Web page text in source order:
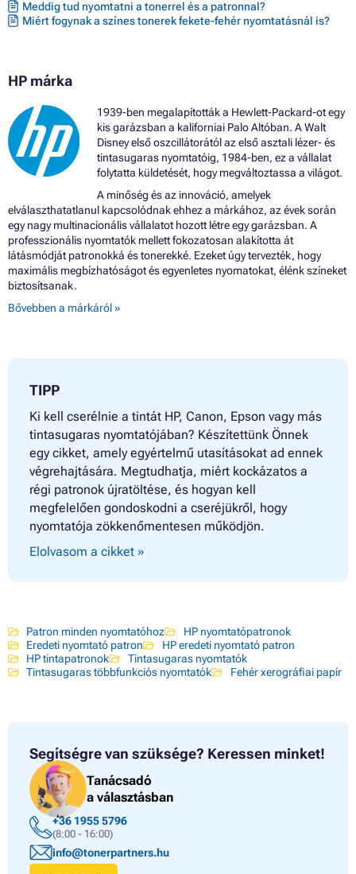
Meddig tud nyomtatni a tonerrel és a patronnal?
Miért fogynak a színes tonerek fekete-fehér nyomtatásnál is?
HP márka
1939-ben megalapították a Hewlett-Packard-ot egy
kis garázsban a kaliforniai Palo Altóban. A Walt
Disney első oszcillátorától az első asztali lézer- és
tintasugaras nyomtatóig, 1984-ben, ez a vállalat
folytatta küldetését, hogy megváltoztassa a világot.
A minőség és az innováció, amelyek
elválaszthatatlanul kapcsolódnak ehhez a márkához, az évek során
egy nagy multinacionális vállalatot hozott létre egy garázsban. A
professzionális nyomtatók mellett fokozatosan alakította át
látásmódját patronokká és tonerekké. Ezeket úgy tervezték, hogy
maximális megbízhatóságot és egyenletes nyomatokat, élénk színeket
biztosítsanak.
Bővebben a márkáról »
TIPP
Ki kell cserélnie a tintát HP, Canon, Epson vagy más
tintasugaras nyomtatójában? Készítettünk Önnek
egy cikket, amely egyértelmű utasításokat ad ennek
végrehajtására. Megtudhatja, miért kockázatos a
régi patronok újratöltése, és hogyan kell
megfelelően gondoskodni a cseréjükről, hogy
nyomtatója zökkenőmentesen működjön.
Elolvasom a cikket »
Patron minden nyomtatóhoz
HP nyomtatópatronok
Eredeti nyomtató patron
HP eredeti nyomtató patron
HP tintapatronok
Tintasugaras nyomtatók
Tintasugaras többfunkciós nyomtatók
Fehér xerográfiai papír
Segítségre van szüksége? Keressen minket!
Tanácsadó
a választásban
+36 1955 5796
(8:00 - 16:00)
info@tonerpartners.hu